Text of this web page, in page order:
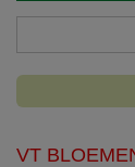
VT